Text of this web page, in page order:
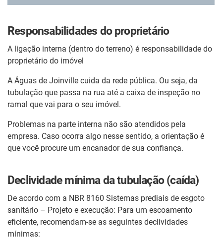
Responsabilidades do proprietário
A ligação interna (dentro do terreno) é responsabilidade do
proprietário do imóvel
A Águas de Joinville cuida da rede pública. Ou seja, da
tubulação que passa na rua até a caixa de inspeção no
ramal que vai para o seu imóvel.
Problemas na parte interna não são atendidos pela
empresa. Caso ocorra algo nesse sentido, a orientação é
que você procure um encanador de sua confiança.
Declividade mínima da tubulação (caída)
De acordo com a NBR 8160 Sistemas prediais de esgoto
sanitário – Projeto e execução: Para um escoamento
eficiente, recomendam-se as seguintes declividades
mínimas: